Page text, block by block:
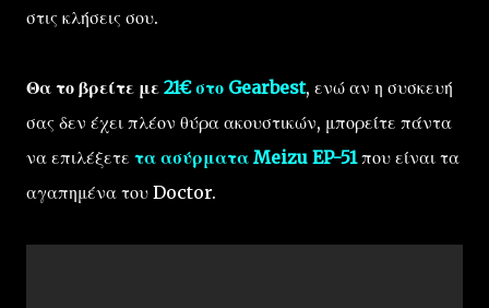
στις κλήσεις σου.
Θα το βρείτε με 21€ στο Gearbest, ενώ αν η συσκευή
σας δεν έχει πλέον θύρα ακουστικών, μπορείτε πάντα
να επιλέξετε τα ασύρματα Meizu EP-51που είναι τα
αγαπημένα του Doctor.